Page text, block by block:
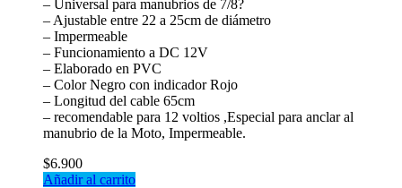
– Universal para manubrios de 7/8?
– Ajustable entre 22 a 25cm de diámetro
– Impermeable
– Funcionamiento a DC 12V
– Elaborado en PVC
– Color Negro con indicador Rojo
– Longitud del cable 65cm
– recomendable para 12 voltios ,Especial para anclar al
manubrio de la Moto, Impermeable.
$6.900
Añadir al carrito